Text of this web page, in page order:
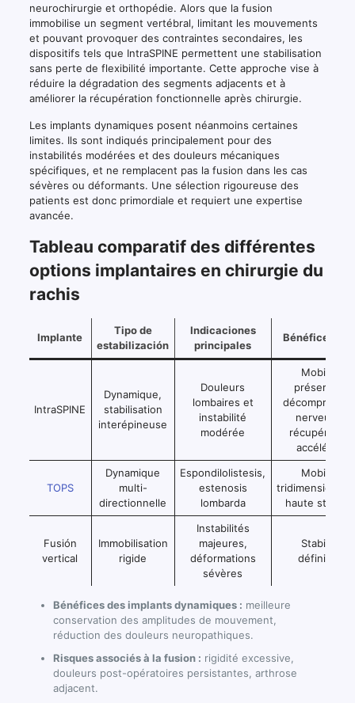
neurochirurgie et orthopédie. Alors que la fusion
immobilise un segment vertébral, limitant les mouvements
et pouvant provoquer des contraintes secondaires, les
dispositifs tels que IntraSPINE permettent une stabilisation
sans perte de flexibilité importante. Cette approche vise à
réduire la dégradation des segments adjacents et à
améliorer la récupération fonctionnelle après chirurgie.
Les implants dynamiques posent néanmoins certaines
limites. Ils sont indiqués principalement pour des
instabilités modérées et des douleurs mécaniques
spécifiques, et ne remplacent pas la fusion dans les cas
sévères ou déformants. Une sélection rigoureuse des
patients est donc primordiale et requiert une expertise
avancée.
Tableau comparatif des différentes
options implantaires en chirurgie du
rachis
Implante
Tipo de
estabilización
Indicaciones
principales
Bénéfices
IntraSPINE
Dynamique,
stabilisation
interépineuse
Douleurs
lombaires et
instabilité
modérée
Mobilité
préservée,
nerveuse,
récupération
accélérée
TOPS
Dynamique
multi-
directionnelle
Espondilolistesis,
estenosis
lombarda
Mobilité
haute
Fusión
vertical
Immobilisation
rigide
Instabilités
majeures,
déformations
sévères
Stabilité
définitive
Bénéfices des implants dynamiques : meilleure
conservation des amplitudes de mouvement,
réduction des douleurs neuropathiques.
Risques associés à la fusion : rigidité excessive,
douleurs post-opératoires persistantes, arthrose
adjacent.